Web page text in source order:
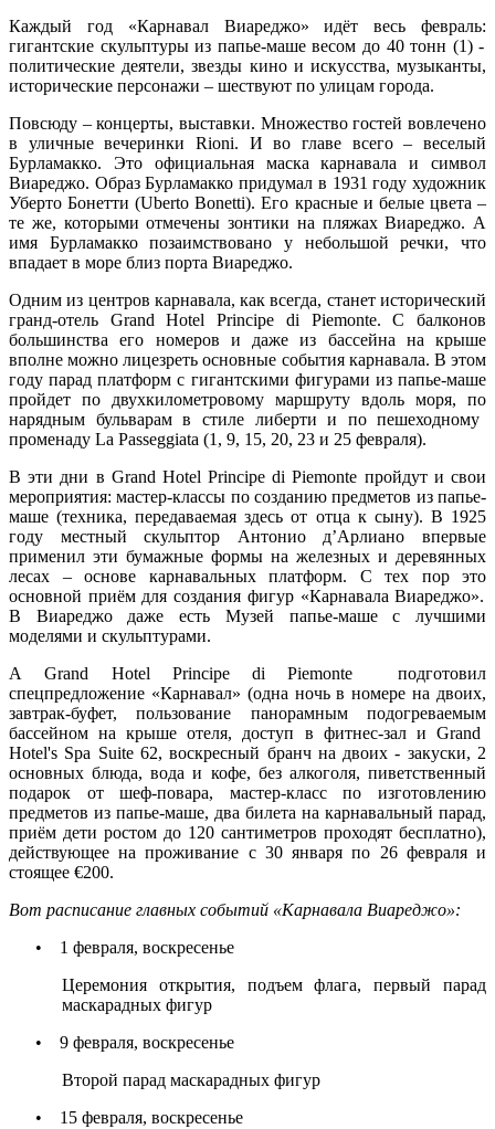
Каждый год
«Карнавал Виареджо» идёт весь февраль:
гигантские скульптурыиз папье-маше весом до 40 тонн (1) -
политические деятели, звезды кино и искусства, музыканты,
исторические персонажи – шествуют по улицам города.
Повсюду –концерты, выставки. Множество гостей вовлечено
в уличныевечеринкиRioni. И во главе всего – веселый
Бурламакко. Этоофициальная маска карнавала и символ
Виареджо. Образ Бурламакко придумал в 1931 году художник
Уберто Бонетти (Uberto Bonetti). Его красные и белые цвета–
те же, которыми отмечены зонтики на пляжахВиареджо. А
имя Бурламакко позаимствовано у небольшойречки,что
впадает в море близ порта Виареджо.
Одним из центров карнавала, как всегда, станет исторический
гранд-отель Grand Hotel Principe di Piemonte. С балконов
большинства его номеров и дажеиз
бассейна на крыше
вполне можно лицезреть основные события карнавала. В этом
году парад платформ с гигантскими фигурами из папье-маше
пройдет по двухкилометровому маршруту вдоль моря, по
нарядным бульварамв стиле либерти и попешеходному
променаду La Passeggiata (1, 9, 15, 20, 23 и 25 февраля).
В эти дни в Grand Hotel Principe di Piemonte пройдут и свои
мероприятия:мастер-классы посозданиюпредметов изпапье-
маше(техника, передаваемая здесь от отца к сыну). В 1925
году местный скульптор Антонио д’Aрлиано впервые
применил эти бумажные формы на железных и деревянных
лесах – основе карнавальных платформ. С тех пор это
основной приёмдлясоздания фигур «Карнавала Виареджо».
В Виареджодажеесть Музей папье-машес лучшими
моделями и скульптурами.
АGrand Hotel Principe di Piemonte
подготовил
спецпредложение «Карнавал» (однаночьв номере надвоих,
завтрак-буфет, пользование панорамнымподогреваемым
бассейном на крыше отеля,доступ в фитнес-зали Grand
Hotel's Spa Suite 62, воскресный бранч на двоих - закуски,2
основных блюда, вода и кофе, без алкоголя, пиветственный
подарок от шеф-повара, мастер-класс по изготовлению
предметов из папье-маше, два билета на карнавальный парад,
приём дети ростом до 120 сантиметров проходят бесплатно),
действующее на проживание с 30 января по 26 февраляи
стоящее €200.
Вот расписание главных событий «Карнавала Виареджо»:
•
1 февраля, воскресенье
Церемония открытия, подъем флага, первый парад
маскарадных фигур
•
9 февраля, воскресенье
Второй парад маскарадных фигур
•
15 февраля, воскресенье